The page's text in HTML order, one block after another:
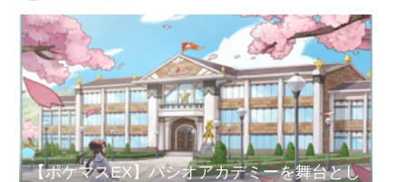
【ポケマスEX】パシオアカデミーを舞台とし